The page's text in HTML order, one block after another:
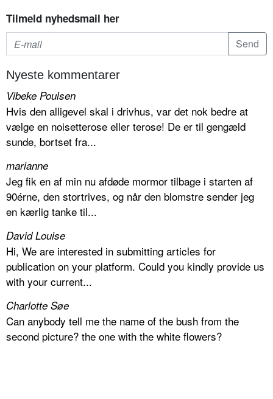
Tilmeld nyhedsmail her
Nyeste kommentarer
Vibeke Poulsen
Hvis den alligevel skal i drivhus, var det nok bedre at
vælge en noisetterose eller terose! De er til gengæld
sunde, bortset fra...
marianne
Jeg fik en af min nu afdøde mormor tilbage i starten af
90érne, den stortrives, og når den blomstre sender jeg
en kærlig tanke til...
David Louise
Hi, We are interested in submitting articles for
publication on your platform. Could you kindly provide us
with your current...
Charlotte Søe
Can anybody tell me the name of the bush from the
second picture? the one with the white flowers?